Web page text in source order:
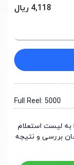
4,118 ریال
Full Reel: 5000
لیست استعلام
بررسی و نتیجه